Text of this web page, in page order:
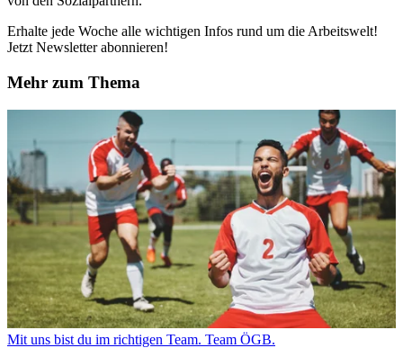
Erhalte jede Woche alle wichtigen Infos rund um die Arbeitswelt!
Jetzt Newsletter abonnieren!
Mehr zum Thema
Mit uns bist du im richtigen Team. Team ÖGB.